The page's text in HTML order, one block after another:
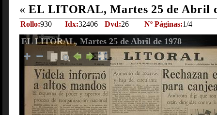
« EL LITORAL, Martes 25 de Abril
Rollo:930 Idx:32406 Dvd:26 Nº Páginas:1/4
EL LITORAL, Martes 25 de Abril de 1978